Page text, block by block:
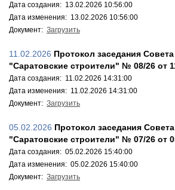
Дата создания: 13.02.2026 10:56:00
Дата изменения: 13.02.2026 10:56:00
Документ: Загрузить
11.02.2026 Протокол заседания
"Саратовские строители" № 08/26 от
Дата создания: 11.02.2026 14:31:00
Дата изменения: 11.02.2026 14:31:00
Документ: Загрузить
05.02.2026 Протокол заседания
"Саратовские строители" № 07/26 от
Дата создания: 05.02.2026 15:40:00
Дата изменения: 05.02.2026 15:40:00
Документ: Загрузить